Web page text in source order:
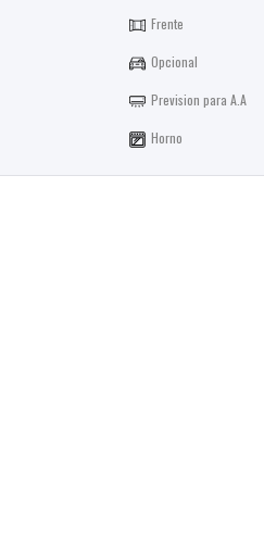
Frente
Opcional
Prevision para A.A
Horno